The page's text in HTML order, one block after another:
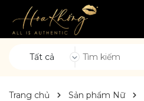
Tất cả
Trang chủ Sản phẩm Nữ